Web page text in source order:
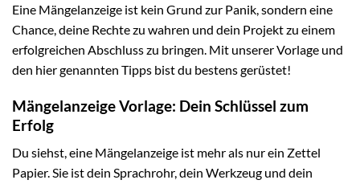
Eine Mängelanzeige ist kein Grund zur Panik, sondern eine
Chance, deine Rechte zu wahren und dein Projekt zu einem
erfolgreichen Abschluss zu bringen. Mit unserer Vorlage und
den hier genannten Tipps bist du bestens gerüstet!
Mängelanzeige Vorlage: Dein Schlüssel zum
Erfolg
Du siehst, eine Mängelanzeige ist mehr als nur ein Zettel
Papier. Sie ist dein Sprachrohr, dein Werkzeug und dein